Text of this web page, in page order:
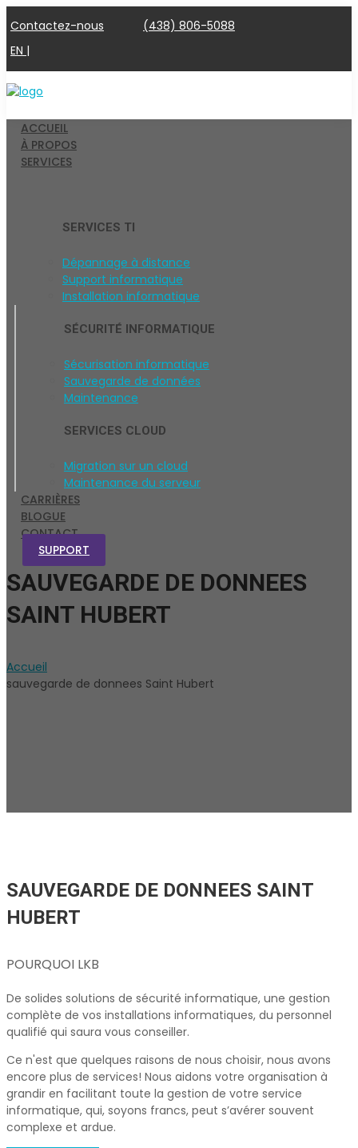
Contactez-nous
(438) 806-5088
EN |
ACCUEIL
À PROPOS
SERVICES
SERVICES TI
Dépannage à distance
Support informatique
Installation informatique
SÉCURITÉ INFORMATIQUE
Sécurisation informatique
Sauvegarde de données
Maintenance
SERVICES CLOUD
Migration sur un cloud
Maintenance du serveur
CARRIÈRES
BLOGUE
CONTACT
SUPPORT
SAUVEGARDE DE DONNEES
SAINT HUBERT
Accueil
sauvegarde de donnees Saint Hubert
SAUVEGARDE DE DONNEES SAINT
HUBERT
POURQUOI LKB
De solides solutions de sécurité informatique, une gestion
complète de vos installations informatiques, du personnel
qualifié qui saura vous conseiller.
Ce n'est que quelques raisons de nous choisir, nous avons
encore plus de services! Nous aidons votre organisation à
grandir en facilitant toute la gestion de votre service
informatique, qui, soyons francs, peut s’avérer souvent
complexe et ardue.